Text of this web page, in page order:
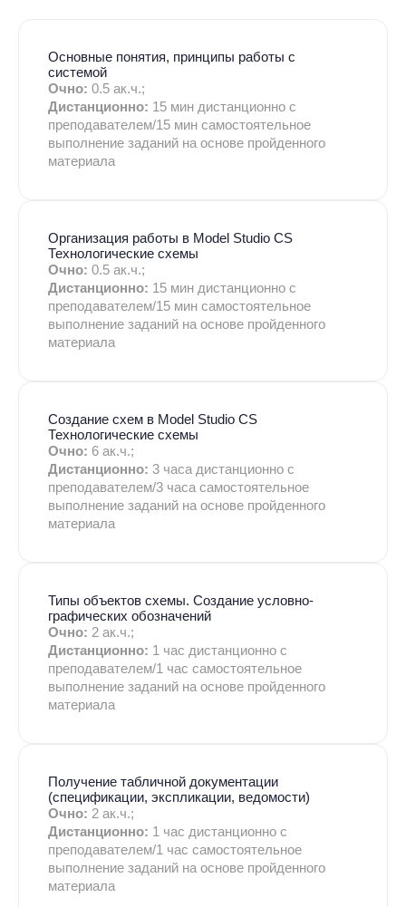
Основные понятия, принципы работы с
системой
Очно: 0.5 ак.ч.;
Дистанционно: 15 мин дистанционно с
преподавателем/15 мин самостоятельное
выполнение заданий на основе пройденного
материала
Организация работы в Model Studio CS
Технологические схемы
Очно: 0.5 ак.ч.;
Дистанционно: 15 мин дистанционно с
преподавателем/15 мин самостоятельное
выполнение заданий на основе пройденного
материала
Создание схем в Model Studio CS
Технологические схемы
Очно: 6 ак.ч.;
Дистанционно: 3 часа дистанционно с
преподавателем/3 часа самостоятельное
выполнение заданий на основе пройденного
материала
Типы объектов схемы. Создание условно-
графических обозначений
Очно: 2 ак.ч.;
Дистанционно: 1 час дистанционно с
преподавателем/1 час самостоятельное
выполнение заданий на основе пройденного
материала
Получение табличной документации
(спецификации, экспликации, ведомости)
Очно: 2 ак.ч.;
Дистанционно: 1 час дистанционно с
преподавателем/1 час самостоятельное
выполнение заданий на основе пройденного
материала